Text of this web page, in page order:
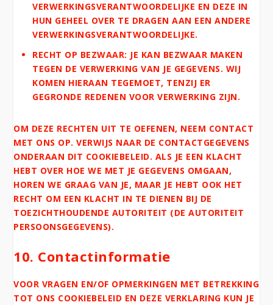
VERWERKINGSVERANTWOORDELIJKE EN DEZE IN
HUN GEHEEL OVER TE DRAGEN AAN EEN ANDERE
VERWERKINGSVERANTWOORDELIJKE.
RECHT OP BEZWAAR: JE KAN BEZWAAR MAKEN
TEGEN DE VERWERKING VAN JE GEGEVENS. WIJ
KOMEN HIERAAN TEGEMOET, TENZIJ ER
GEGRONDE REDENEN VOOR VERWERKING ZIJN.
OM DEZE RECHTEN UIT TE OEFENEN, NEEM CONTACT
MET ONS OP. VERWIJS NAAR DE CONTACTGEGEVENS
ONDERAAN DIT COOKIEBELEID. ALS JE EEN KLACHT
HEBT OVER HOE WE MET JE GEGEVENS OMGAAN,
HOREN WE GRAAG VAN JE, MAAR JE HEBT OOK HET
RECHT OM EEN KLACHT IN TE DIENEN BIJ DE
TOEZICHTHOUDENDE AUTORITEIT (DE AUTORITEIT
PERSOONSGEGEVENS).
10. Contactinformatie
VOOR VRAGEN EN/OF OPMERKINGEN MET BETREKKING
TOT ONS COOKIEBELEID EN DEZE VERKLARING KUN JE